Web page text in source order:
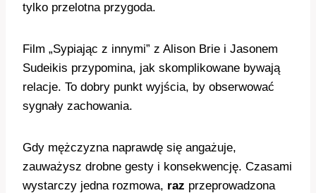
tylko przelotna przygoda.
Film „Sypiając z innymi” z Alison Brie i Jasonem
Sudeikis przypomina, jak skomplikowane bywają
relacje. To dobry punkt wyjścia, by obserwować
sygnały zachowania.
Gdy mężczyzna naprawdę się angażuje,
zauważysz drobne gesty i konsekwencję. Czasami
wystarczy jedna rozmowa, raz przeprowadzona